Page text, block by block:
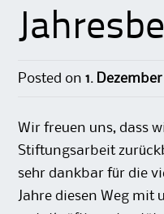
Posted on1. Dezember
Wir freuen uns, dass
Stiftungsarbeit
sehr dankbar für die
Jahre diesen Weg mit